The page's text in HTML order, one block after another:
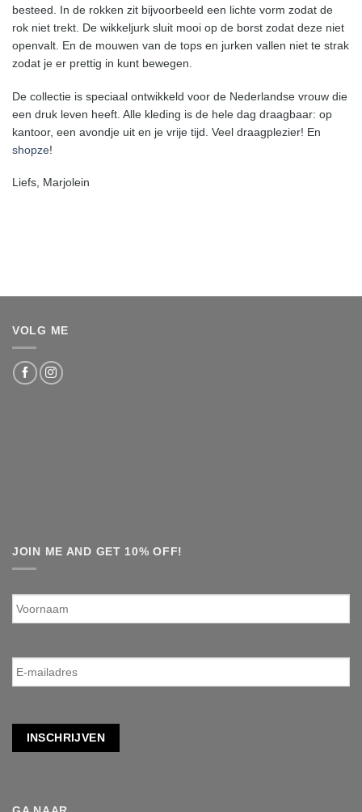
besteed. In de rokken zit bijvoorbeeld een lichte vorm zodat de
rok niet trekt. De wikkeljurk sluit mooi op de borst zodat deze niet
openvalt. En de mouwen van de tops en jurken vallen niet te strak
zodat je er prettig in kunt bewegen.
De collectie is speciaal ontwikkeld voor de Nederlandse vrouw die
een druk leven heeft. Alle kleding is de hele dag draagbaar: op
kantoor, een avondje uit en je vrije tijd. Veel draagplezier! En
shopze!
Liefs, Marjolein
VOLG ME
JOIN ME AND GET 10% OFF!
Voornaam
E-
mailadres *
INSCHRIJVEN